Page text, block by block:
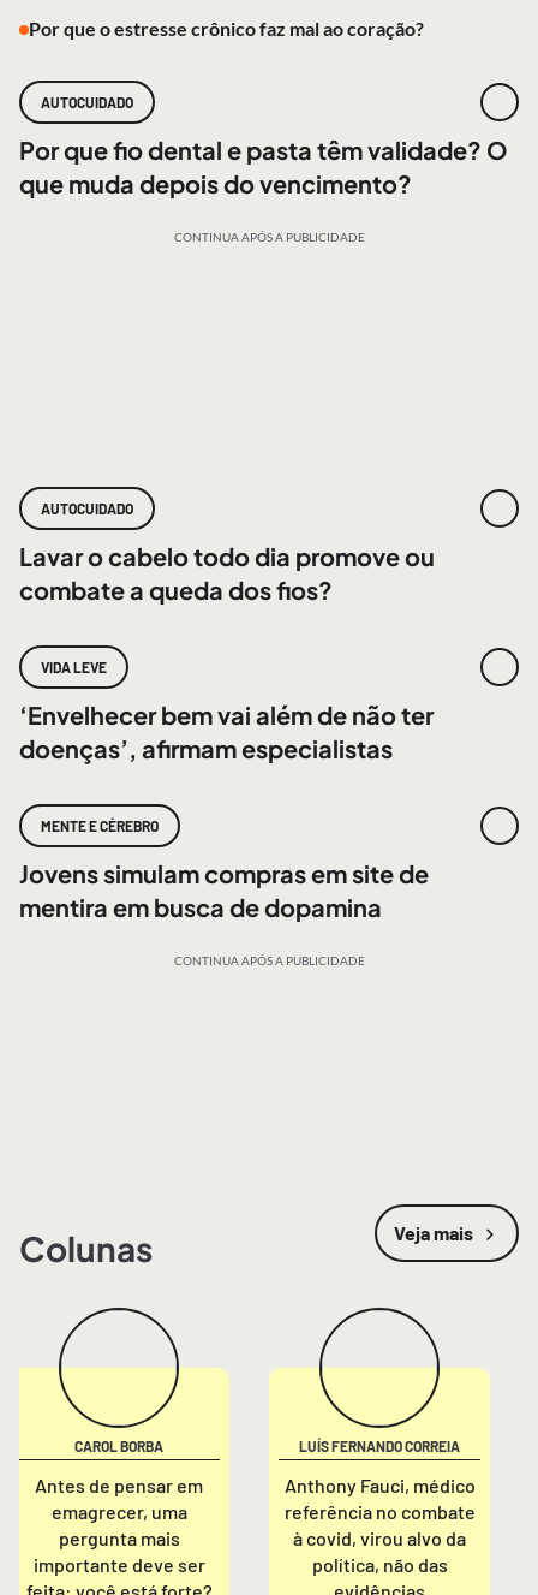
Por que o estresse crônico faz mal ao coração?
AUTOCUIDADO
Por que fio dental e pasta têm validade? O
que muda depois do vencimento?
CONTINUA APÓS A PUBLICIDADE
AUTOCUIDADO
Lavar o cabelo todo dia promove ou
combate a queda dos fios?
VIDA LEVE
‘Envelhecer bem vai além de não ter
doenças’, afirmam especialistas
MENTE E CÉREBRO
Jovens simulam compras em site de
mentira em busca de dopamina
CONTINUA APÓS A PUBLICIDADE
Colunas Veja mais
CAROL BORBA
Antes de pensar em
emagrecer, uma
pergunta mais
importante deve ser
LUÍS FERNANDO CORREIA
Anthony Fauci, médico
referência no combate
à covid, virou alvo da
política, não das